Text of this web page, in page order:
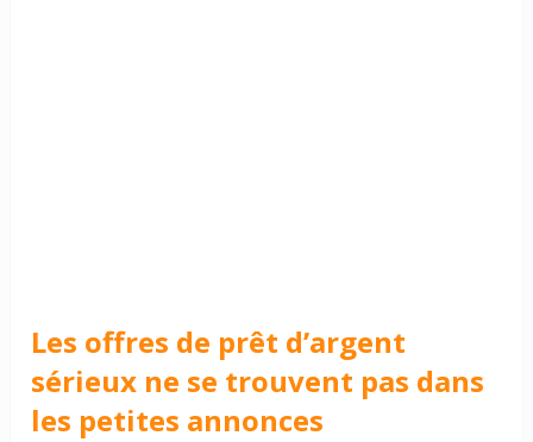
Les offres de prêt d’argent
sérieux ne se trouvent pas dans
les petites annonces